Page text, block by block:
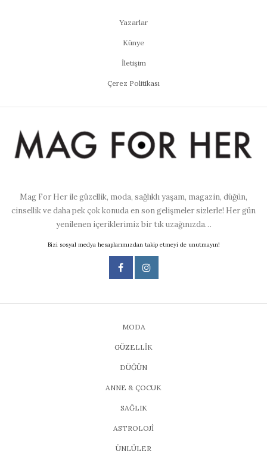
Yazarlar
Künye
İletişim
Çerez Politikası
Mag For Her ile güzellik, moda, sağlıklı yaşam, magazin, düğün,
cinsellik ve daha pek çok konuda en son gelişmeler sizlerle! Her gün
yenilenen içeriklerimiz bir tık uzağınızda…
Bizi sosyal medya hesaplarımızdan takip etmeyi de unutmayın!
MODA
GÜZELLİK
DÜĞÜN
ANNE & ÇOCUK
SAĞLIK
ASTROLOJİ
ÜNLÜLER